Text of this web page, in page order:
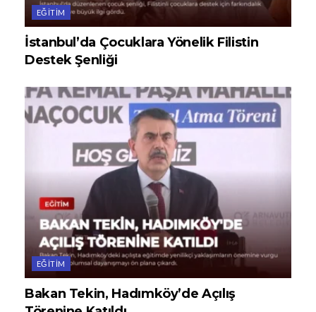
EĞITIM
İstanbul’da Çocuklara Yönelik Filistin
Destek Şenliği
EĞITIM
Bakan Tekin, Hadımköy’de Açılış